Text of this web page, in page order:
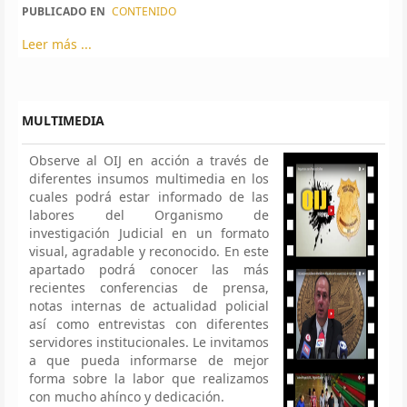
PUBLICADO EN CONTENIDO
Leer más ...
MULTIMEDIA
Observe al OIJ en acción a través de
diferentes insumos multimedia en los
cuales podrá estar informado de las
labores del Organismo de
investigación Judicial en un formato
visual, agradable y reconocido. En este
apartado podrá conocer las más
recientes conferencias de prensa,
notas internas de actualidad policial
así como entrevistas con diferentes
servidores institucionales. Le invitamos
a que pueda informarse de mejor
forma sobre la labor que realizamos
con mucho ahínco y dedicación.